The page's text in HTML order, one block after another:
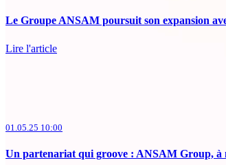
Le Groupe ANSAM poursuit son expansion
Lire l'article
01.05.25 10:00
Un partenariat qui groove : ANSAM Group,